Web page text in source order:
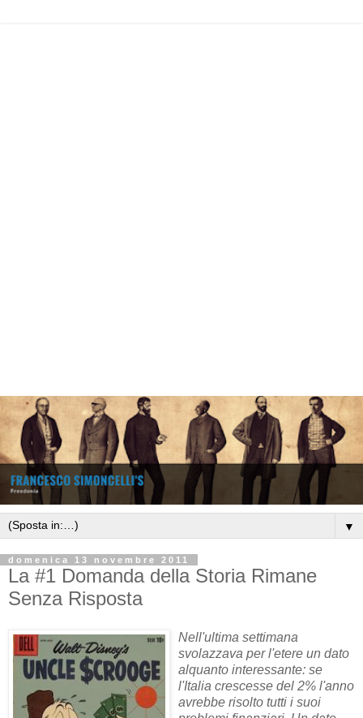
▼
domenica 13 novembre 2011
La #1 Domanda della Storia Rimane
Senza Risposta
Nell'ultima settimana
svolazzava per l'etere un dato
alquanto interessante: se
l'Italia crescesse del 2% l'anno
avrebbe risolto tutti i suoi